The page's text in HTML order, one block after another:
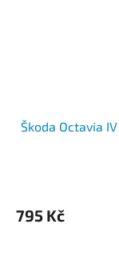
Škoda Octavia
795 Kč